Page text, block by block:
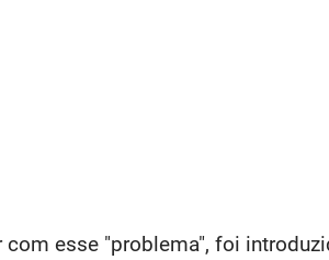
com esse "problema", foi